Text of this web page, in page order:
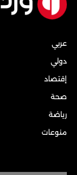
عربي
دولي
إقتصاد
صحة
رياضة
منوعات